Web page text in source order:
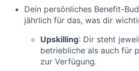
Dein persönliches Benefit-
jährlich für das, was dir
Upskilling: Dir steht
betriebliche als auch für
zur Verfügung.